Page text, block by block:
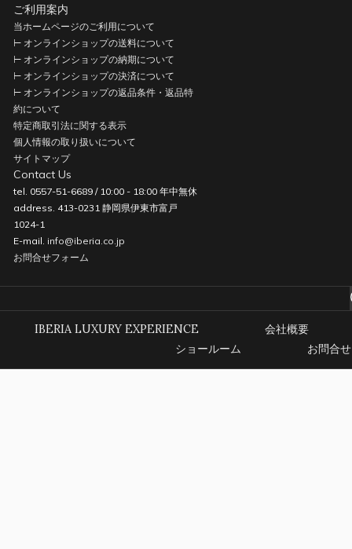
ご利用案内
当ホームページのご利用について
⊢ オンラインショップの送料について
⊢ オンラインショップの納期について
⊢ オンラインショップの決済について
⊢ オンラインショップの返品条件・返品特
約について
特定商取引法に関する表示
個人情報の取り扱いについて
サイトマップ
Contact Us
tel. 0557-51-6689 / 10:00 - 18:00 年中無休
address. 413-0231 静岡県伊東市富戸
1024-1
E-mail. info@iberia.co.jp
お問合せフォーム
IBERIA LUXURY EXPERIENCE
会社概要
ショールーム
お問合せ